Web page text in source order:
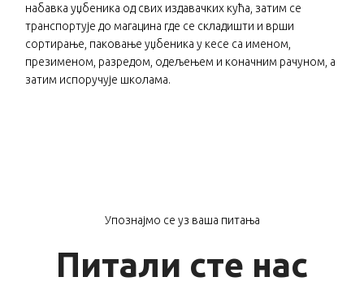
набавка уџбеника од свих издавачких кућа, затим се
транспортује до магацина где се складишти и врши
сортирање, паковање уџбеника у кесе са именом,
презименом, разредом, одељењем и коначним рачуном, а
затим испоручује школама.
Упознајмо се уз ваша питања
Питали сте нас